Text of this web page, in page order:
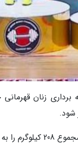
رقابت دسته 87 کیلوگرم وزنه
شود.
یکتا جمالی رکورد 92